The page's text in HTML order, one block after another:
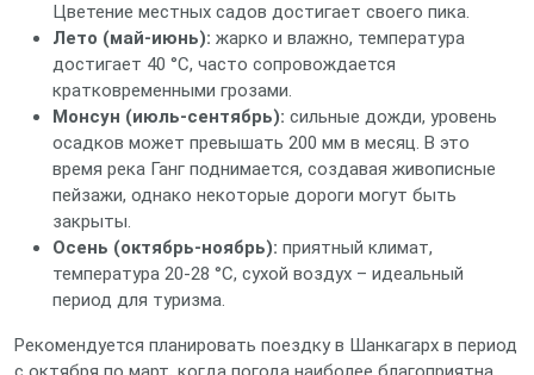
Цветение местных садов достигает своего пика.
Лето (май‑июнь): жарко и влажно, температура
достигает 40 °C, часто сопровождается
кратковременными грозами.
Монсун (июль‑сентябрь): сильные дожди, уровень
осадков может превышать 200 мм в месяц. В это
время река Ганг поднимается, создавая живописные
пейзажи, однако некоторые дороги могут быть
закрыты.
Осень (октябрь‑ноябрь): приятный климат,
температура 20‑28 °C, сухой воздух – идеальный
период для туризма.
Рекомендуется планировать поездку в Шанкагарх в период